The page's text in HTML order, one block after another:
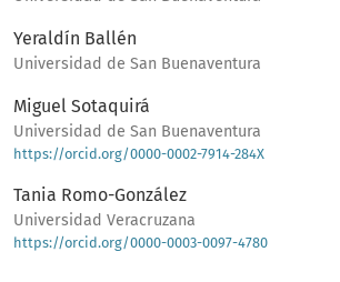
Yeraldín Ballén
Universidad de San Buenaventura
Miguel Sotaquirá
Universidad de San Buenaventura
https://orcid.org/0000-0002-7914-284X
Tania Romo-González
Universidad Veracruzana
https://orcid.org/0000-0003-0097-4780